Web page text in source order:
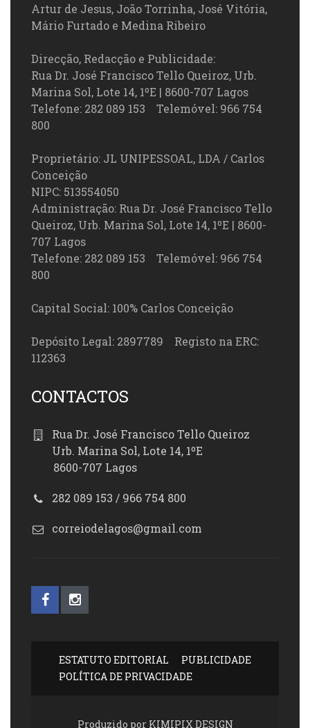
Artur de Jesus, João Torrinha, José Vitória,
Mário Furtado e Medina Ribeiro
Direcção, Redacção e Publicidade:
Rua Dr. José Francisco Tello Queiroz, Urb.
Marina Sol, Lote 14, 1ºE | 8600-707 Lagos
Telefone: 282 089 153 Telemóvel: 966 754
800
Proprietário: JL UNIPESSOAL, LDA / Carlos
Conceição
NIPC: 513554050
Administração: Rua Dr. José Francisco Tello
Queiroz, Urb. Marina Sol, Lote 14, 1ºE | 8600-
707 Lagos
Telefone: 282 089 153 Telemóvel: 966 754
800
Capital Social: 100% Carlos Conceição
Depósito Legal: 2897789 Registo na ERC:
112363
CONTACTOS
Rua Dr. José Francisco Tello Queiroz
Urb. Marina Sol, Lote 14, 1ºE
8600-707 Lagos
282 089 153 / 966 754 800
correiodelagos@gmail.com
ESTATUTO EDITORIAL
PUBLICIDADE
POLÍTICA DE PRIVACIDADE
Produzido por KIMIPIX DESIGN